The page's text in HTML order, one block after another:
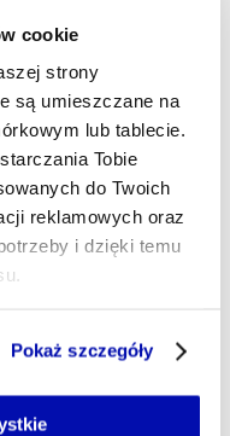
cookie
strony
są umieszczane na
lub tablecie.
Tobie
do Twoich
reklamowych oraz
i dzięki temu
plików cookie,
np. we
Pokaż szczegóły
dyskusji. Moją pasją
również Dolny Śląsk. Nie
bez sportu, kawy i... radia.
czytane i mówione.